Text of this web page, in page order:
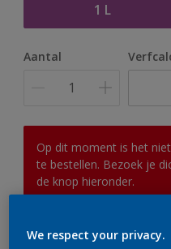
1 L
Aantal
Op dit moment is het
te bestellen. Bezoek je
de knop hieronder.
We respect your privacy.